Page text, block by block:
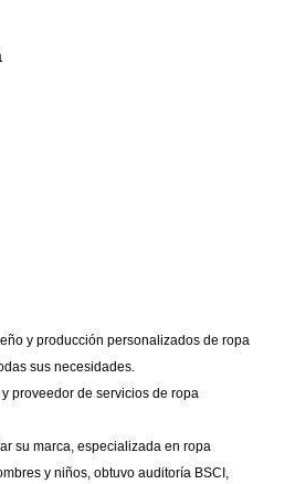
y producción personalizados de ropa
sus necesidades.
proveedor de servicios de ropa
su marca, especializada en ropa
y niños, obtuvo auditoría BSCI,